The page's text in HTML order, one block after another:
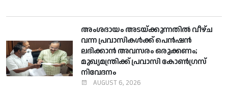
അംശദായം അടയ്ക്കുന്നതില്‍ വീഴ്ച
വന്ന പ്രവാസികള്‍ക്ക് പെന്‍ഷന്‍
ലഭിക്കാന്‍ അവസരം ഒരുക്കണം;
മുഖ്യമന്ത്രിക്ക് പ്രവാസി കോണ്‍ഗ്രസ്
നിവേദനം
AUGUST 6, 2026